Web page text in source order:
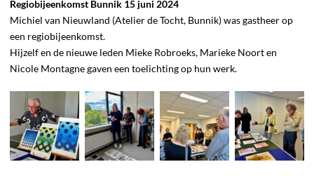
Regiobijeenkomst Bunnik 15 juni 2024
Michiel van Nieuwland (Atelier de Tocht, Bunnik) was gastheer op
een regiobijeenkomst.
Hijzelf en de nieuwe leden Mieke Robroeks, Marieke Noort en
Nicole Montagne gaven een toelichting op hun werk.